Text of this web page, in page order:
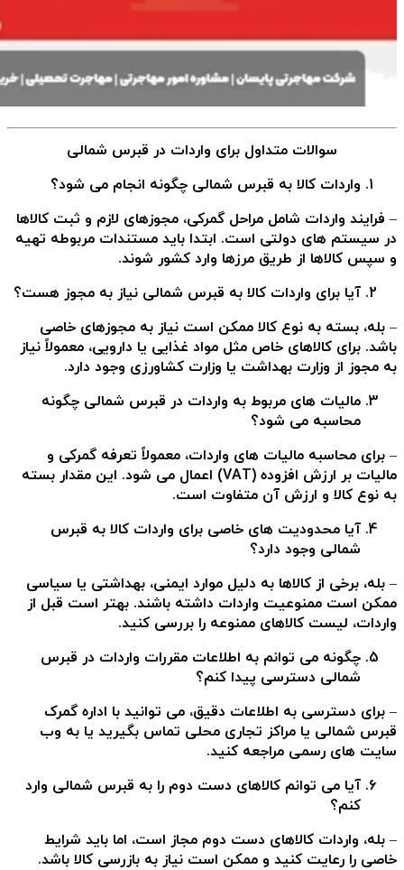
سوالات متداول برای واردات در قبرس شمالی
واردات کالا به قبرس شمالی چگونه انجام می شود؟
– فرایند واردات شامل مراحل گمرکی، مجوزهای لازم و ثبت کالاها
در سیستم های دولتی است. ابتدا باید مستندات مربوطه تهیه
و سپس کالاها از طریق مرزها وارد کشور شوند.
آیا برای واردات کالا به قبرس شمالی نیاز به مجوز هست؟
– بله، بسته به نوع کالا ممکن است نیاز به مجوزهای خاصی
باشد. برای کالاهای خاص مثل مواد غذایی یا دارویی، معمولاً نیاز
به مجوز از وزارت بهداشت یا وزارت کشاورزی وجود دارد.
مالیات های مربوط به واردات در قبرس شمالی چگونه
محاسبه می شود؟
– برای محاسبه مالیات های واردات، معمولاً تعرفه گمرکی و
مالیات بر ارزش افزوده (VAT) اعمال می شود. این مقدار بسته
به نوع کالا و ارزش آن متفاوت است.
آیا محدودیت های خاصی برای واردات کالا به قبرس
شمالی وجود دارد؟
– بله، برخی از کالاها به دلیل موارد ایمنی، بهداشتی یا سیاسی
ممکن است ممنوعیت واردات داشته باشند. بهتر است قبل از
واردات، لیست کالاهای ممنوعه را بررسی کنید.
چگونه می توانم به اطلاعات مقررات واردات در قبرس
شمالی دسترسی پیدا کنم؟
– برای دسترسی به اطلاعات دقیق، می توانید با اداره گمرک
قبرس شمالی یا مراکز تجاری محلی تماس بگیرید یا به وب
سایت های رسمی مراجعه کنید.
آیا می توانم کالاهای دست دوم را به قبرس شمالی وارد
کنم؟
– بله، واردات کالاهای دست دوم مجاز است، اما باید شرایط
خاصی را رعایت کنید و ممکن است نیاز به بازرسی کالا باشد.